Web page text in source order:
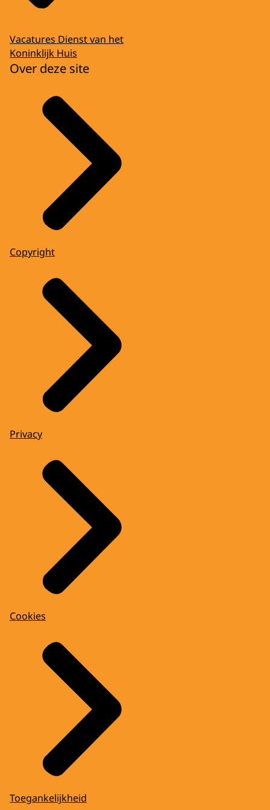
Vacatures Dienst van het
Koninklijk Huis
Over deze site
Copyright
Privacy
Cookies
Toegankelijkheid